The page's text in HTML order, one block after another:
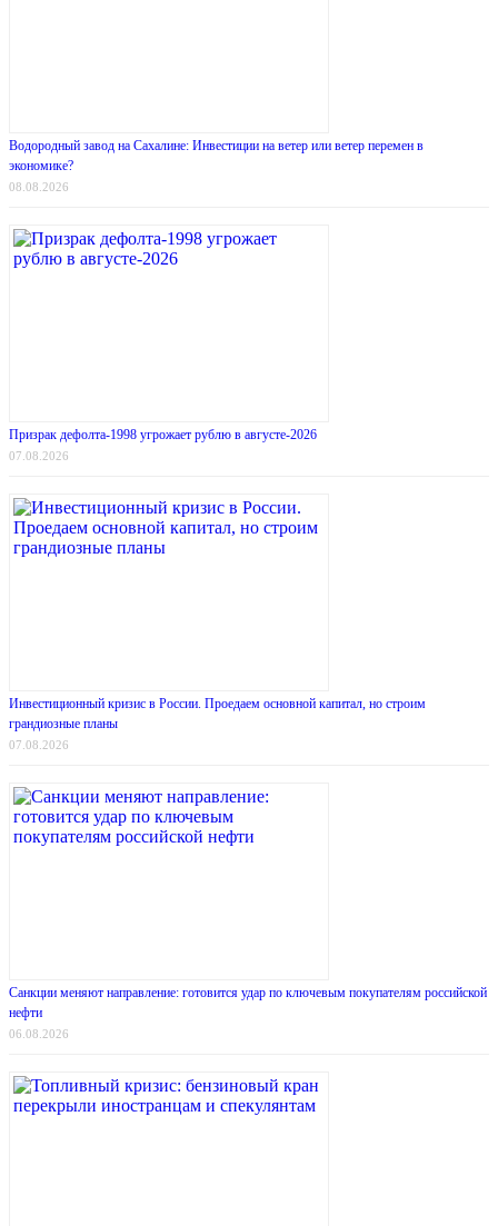
Водородный завод на Сахалине: Инвестиции на ветер или ветер перемен в
экономике?
08.08.2026
Призрак дефолта-1998 угрожает рублю в августе-2026
07.08.2026
Инвестиционный кризис в России. Проедаем основной капитал, но строим
грандиозные планы
07.08.2026
Санкции меняют направление: готовится удар по ключевым покупателям российской
нефти
06.08.2026